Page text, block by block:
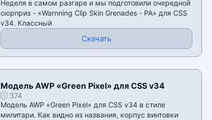
Неделя в самом разгаре и мы подготовили очередной
сюрприз - «Warnning Clip Skin Grenades - PA» для CSS
v34. Классный
Скачать
Модель AWP «Green Pixel» для CSS v34
374
Модель AWP «Green Pixel» для CSS v34 в стиле
милитари. Как видно из названия, корпус винтовки